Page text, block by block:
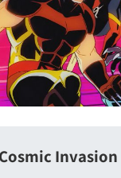
Invasion